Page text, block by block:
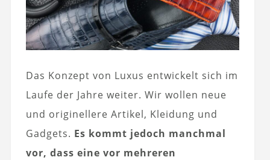
Das Konzept von Luxus entwickelt sich im
Laufe der Jahre weiter. Wir wollen neue
und originellere Artikel, Kleidung und
Gadgets. Es kommt jedoch manchmal
vor, dass eine vor mehreren